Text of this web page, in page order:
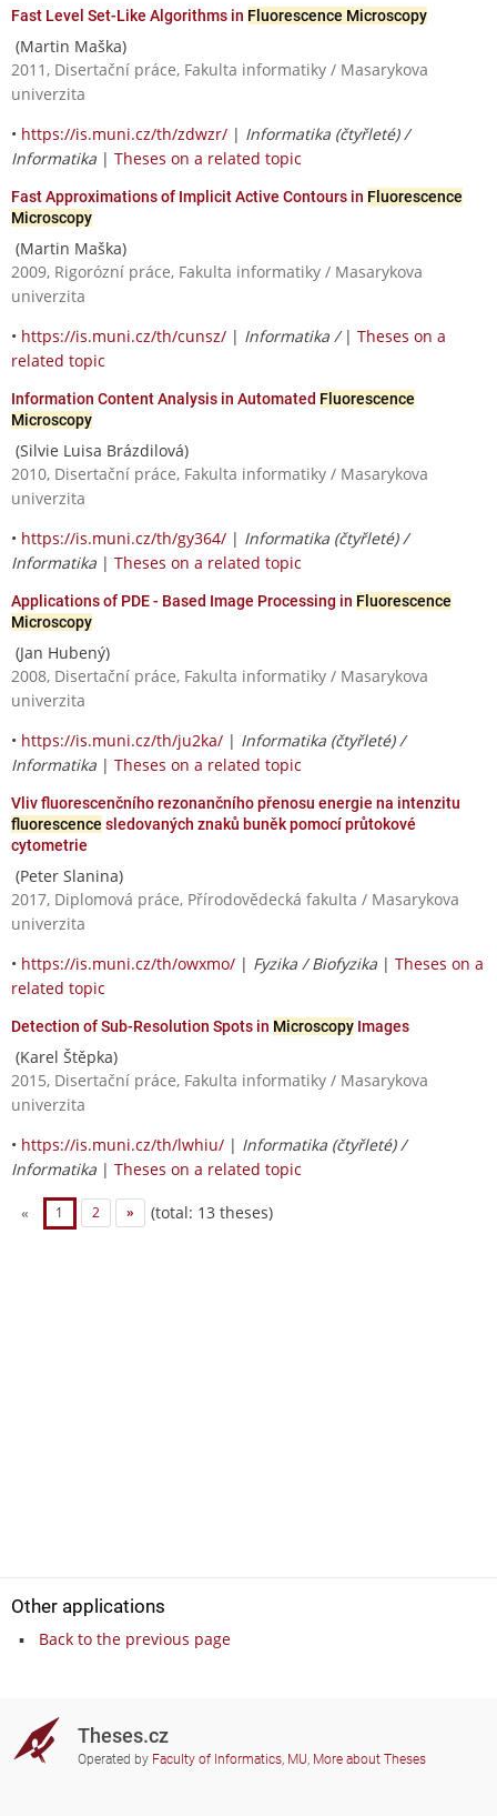
Fast Level Set-Like Algorithms in Fluorescence Microscopy
(Martin Maška)
2011, Disertační práce, Fakulta informatiky / Masarykova
univerzita
• https://is.muni.cz/th/zdwzr/ | Informatika (čtyřleté) /
Informatika | Theses on a related topic
Fast Approximations of Implicit Active Contours in Fluorescence
Microscopy
(Martin Maška)
2009, Rigorózní práce, Fakulta informatiky / Masarykova
univerzita
• https://is.muni.cz/th/cunsz/ | Informatika / | Theses on a
related topic
Information Content Analysis in Automated Fluorescence
Microscopy
(Silvie Luisa Brázdilová)
2010, Disertační práce, Fakulta informatiky / Masarykova
univerzita
• https://is.muni.cz/th/gy364/ | Informatika (čtyřleté) /
Informatika | Theses on a related topic
Applications of PDE - Based Image Processing in Fluorescence
Microscopy
(Jan Hubený)
2008, Disertační práce, Fakulta informatiky / Masarykova
univerzita
• https://is.muni.cz/th/ju2ka/ | Informatika (čtyřleté) /
Informatika | Theses on a related topic
Vliv fluorescenčního rezonančního přenosu energie na intenzitu
fluorescence sledovaných znaků buněk pomocí průtokové
cytometrie
(Peter Slanina)
2017, Diplomová práce, Přírodovědecká fakulta / Masarykova
univerzita
• https://is.muni.cz/th/owxmo/ | Fyzika / Biofyzika | Theses on a
related topic
Detection of Sub-Resolution Spots in Microscopy Images
(Karel Štěpka)
2015, Disertační práce, Fakulta informatiky / Masarykova
univerzita
• https://is.muni.cz/th/lwhiu/ | Informatika (čtyřleté) /
Informatika | Theses on a related topic
« 1 2 » (total: 13 theses)
Other applications
Back to the previous page
Theses.cz
Operated by Faculty of Informatics, MU, More about Theses